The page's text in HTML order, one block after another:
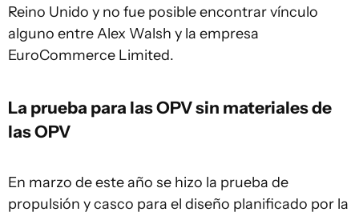
Reino Unido y no fue posible encontrar vínculo
alguno entre Alex Walsh y la empresa
EuroCommerce Limited.
La prueba para las OPV sin materiales de
las OPV
En marzo de este año se hizo la prueba de
propulsión y casco para el diseño planificado por la